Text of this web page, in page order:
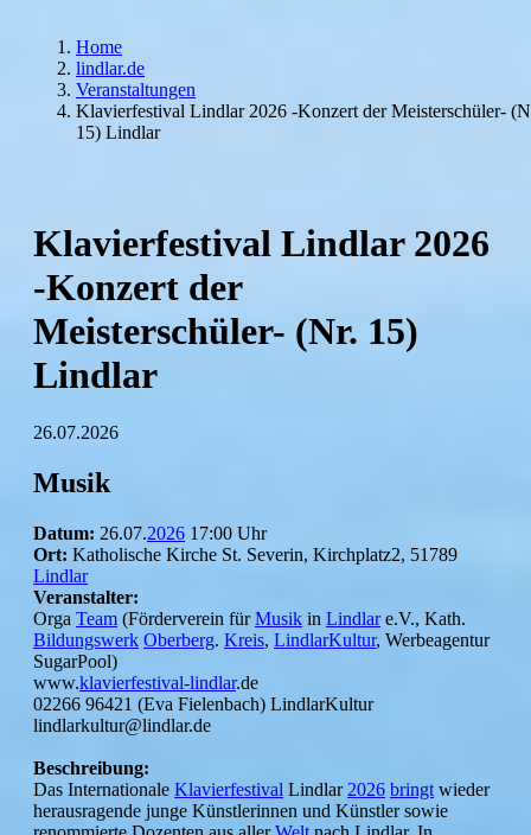
Home
lindlar.de
Veranstaltungen
Klavierfestival Lindlar 2026 -Konzert der Meisterschüler-
15) Lindlar
Klavierfestival Lindlar 2026
-Konzert der
Meisterschüler- (Nr. 15)
Lindlar
26.07.2026
Musik
Datum: 26.07.2026 17:00 Uhr
Ort: Katholische Kirche St. Severin, Kirchplatz2, 51789
Lindlar
Veranstalter:
Orga Team (Förderverein fürMusik in Lindlare.V., Kath.
Bildungswerk Oberberg. Kreis, LindlarKultur, Werbeagentur
SugarPool)
www.klavierfestival-lindlar.de
02266 96421 (Eva Fielenbach) LindlarKultur
lindlarkultur@lindlar.de
Beschreibung:
Das Internationale Klavierfestival Lindlar 2026 bringt wieder
herausragende junge Künstlerinnen und Künstler sowie